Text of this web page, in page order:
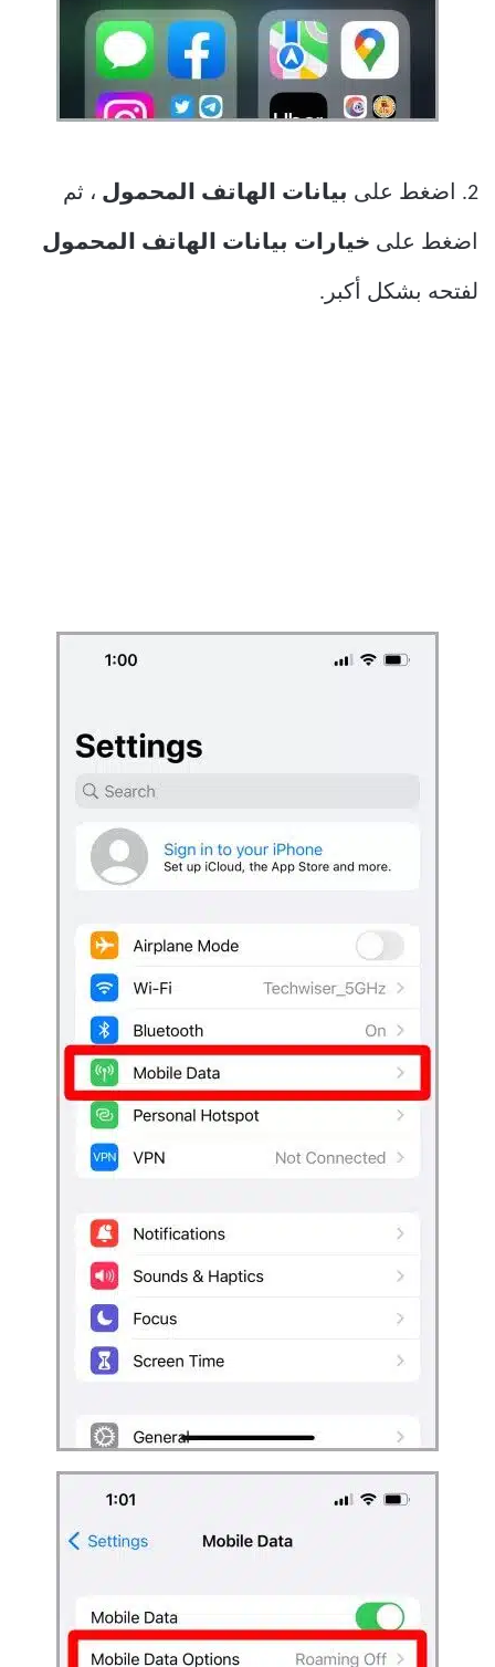
2. اضغط على بيانات الهاتف المحمول ، ثم
اضغط على خيارات بيانات الهاتف المحمول
لفتحه بشكل أكبر.